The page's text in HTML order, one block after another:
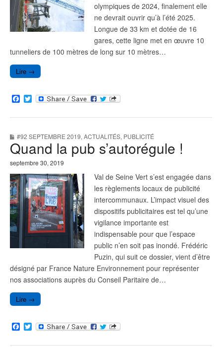
olympiques de 2024, finalement elle
ne devrait ouvrir qu’à l’été 2025.
Longue de 33 km et dotée de 16
gares, cette ligne met en œuvre 10
tunneliers de 100 mètres de long sur 10 mètres…
Lire →
F
a
c
o
o
k
T
w
i
e
r
#92 SEPTEMBRE 2019, ACTUALITÉS, PUBLICITÉ
Quand la pub s’autorégule !
septembre 30, 2019
Val de Seine Vert s’est engagée dans
les règlements locaux de publicité
intercommunaux. L’impact visuel des
dispositifs publicitaires est tel qu’une
vigilance importante est
indispensable pour que l’espace
public n’en soit pas inondé. Frédéric
Puzin, qui suit ce dossier, vient d’être
désigné par France Nature Environnement pour représenter
nos associations auprès du Conseil Paritaire de…
Lire →
F
a
c
T
w
i